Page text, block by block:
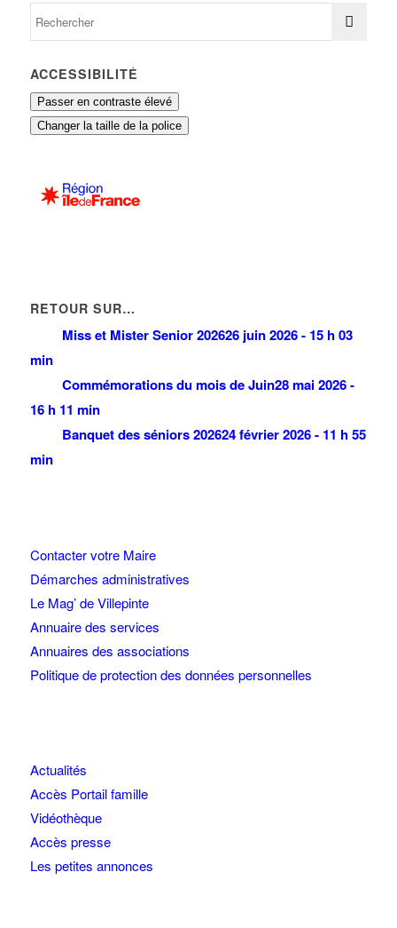
ACCESSIBILITÉ
Passer en contraste élevé
Changer la taille de la police
RETOUR SUR…
Miss et Mister Senior 202626 juin 2026 - 15 h 03
min
Commémorations du mois de Juin28 mai 2026 -
16 h 11 min
Banquet des séniors 202624 février 2026 - 11 h 55
min
Contacter votre Maire
Démarches administratives
Le Mag’ de Villepinte
Annuaire des services
Annuaires des associations
Politique de protection des données personnelles
Actualités
Accès Portail famille
Vidéothèque
Accès presse
Les petites annonces